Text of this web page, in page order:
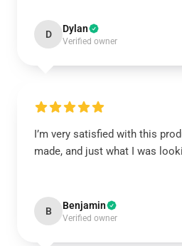
D Dylan
Verified owner
I’m very satisfied with this
made, and just what I was
B Benjamin
Verified owner